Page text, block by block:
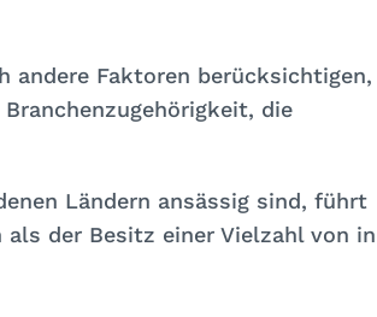
andere Faktoren berücksichtigen,
die
Ländern ansässig sind, führt
der Besitz einer Vielzahl von in